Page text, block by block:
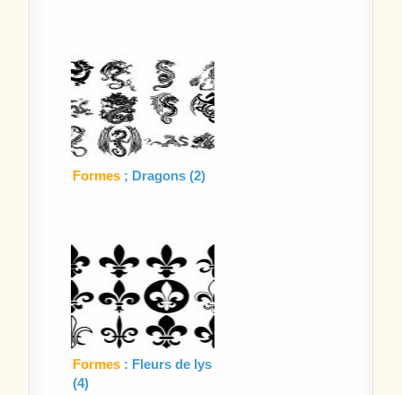
Formes ; Dragons (2)
Formes : Fleurs de lys
(4)